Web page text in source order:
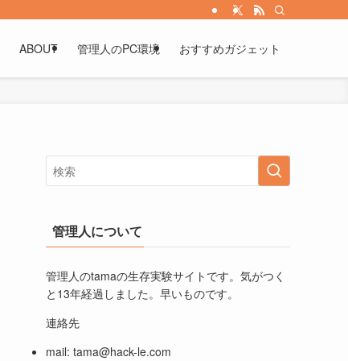
ABOUT 管理人のPC環境 おすすめガジェット
管理人について
管理人のtamaの生存実験サイトです。気がつく
と13年経過しました。早いものです。
連絡先
mail: tama@hack-le.com